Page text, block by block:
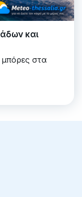
και
μπόρες στα